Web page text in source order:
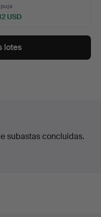
puja
USD
lotes
subastas concluidas.